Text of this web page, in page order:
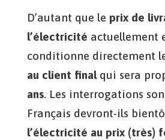
D’autant que le prix de
l’électricité actuellement
conditionne directement
au client finalqui sera
ans. Les interrogations
Français devront-ils
l’électricité au prix (très)